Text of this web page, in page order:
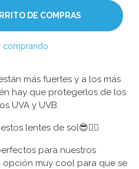
comprando
más fuertes y a los más
hay que protegerlos de los
UVA y UVB.
lentes de sol😎👇🏼
para nuestros
opción muy cool para que se